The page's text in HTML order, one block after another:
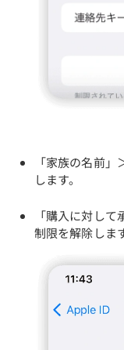
「家族の名前
します。
「購入に対して
制限を解除しま